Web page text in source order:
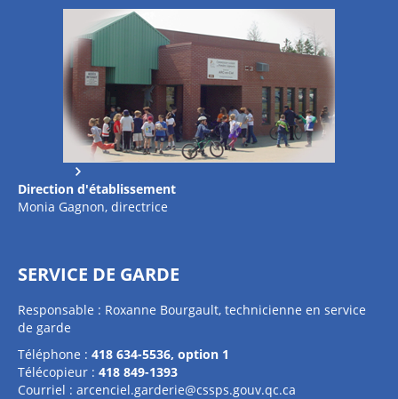
Direction d'établissement
Monia Gagnon, directrice
SERVICE DE GARDE
Responsable : Roxanne Bourgault, technicienne en service
de garde
Téléphone : 418 634-5536, option 1
Télécopieur : 418 849-1393
Courriel : arcenciel.garderie@cssps.gouv.qc.ca